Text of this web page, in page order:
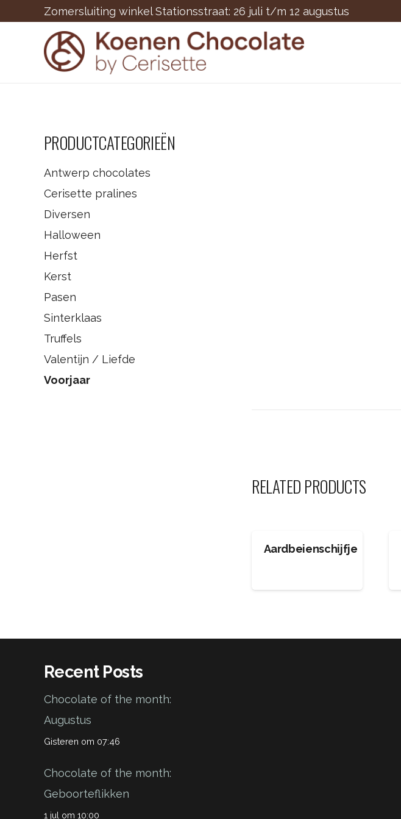
Zomersluiting winkel Stationsstraat: 26 juli t/m 12 augustus
PRODUCTCATEGORIEËN
Antwerp chocolates
Cerisette pralines
Diversen
Halloween
Herfst
Kerst
Pasen
Sinterklaas
Truffels
Valentijn / Liefde
Voorjaar
RELATED PRODUCTS
Aardbeienschijfje
Recent Posts
Chocolate of the month:
Augustus
Gisteren om 07:46
Chocolate of the month:
Geboorteflikken
1 jul om 10:00